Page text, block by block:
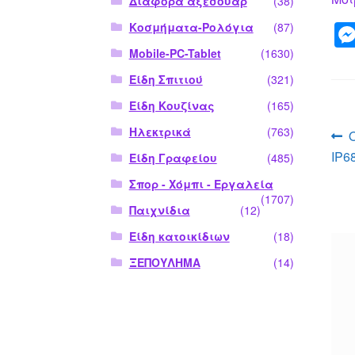
Κοσμήματα-Ρολόγια
(87)
Mobile-PC-Tablet
(1630)
Είδη Σπιτιού
(321)
Είδη Κουζίνας
(165)
Ηλεκτρικά
(763)
Είδη Γραφείου
(485)
Σπορ - Χόμπι - Εργαλεία
(1707)
Παιχνίδια
(12)
Είδη κατοικίδιων
(18)
ΞΕΠΟΥΛΗΜΑ
(14)